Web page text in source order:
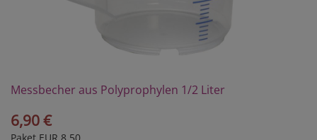
Messbecher aus Polyprophylen 1/2 Liter
6,90 €